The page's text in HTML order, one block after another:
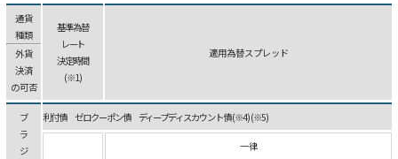
通貨
種類
外貨
決済
の可否
基準為替
レート
決定時間
(※1)
適用為替スプレッド
ブ
ラ
ジ
利付債 ゼロクーポン債 ディープディスカウント債 (※4) (※5)
一律